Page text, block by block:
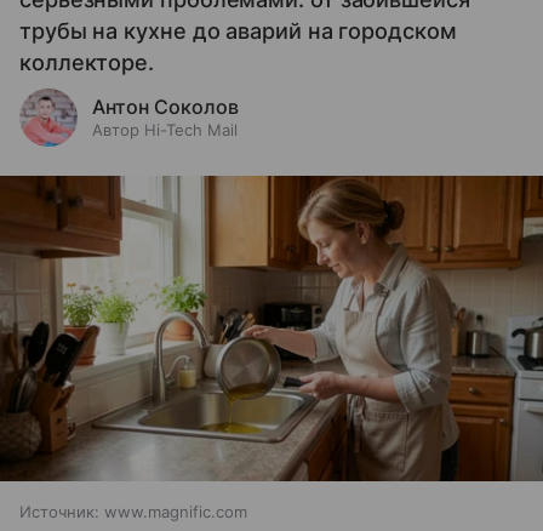
трубы на кухне до аварий на городском
коллекторе.
Антон Соколов
Автор Hi-Tech Mail
Источник: www.magnific.com